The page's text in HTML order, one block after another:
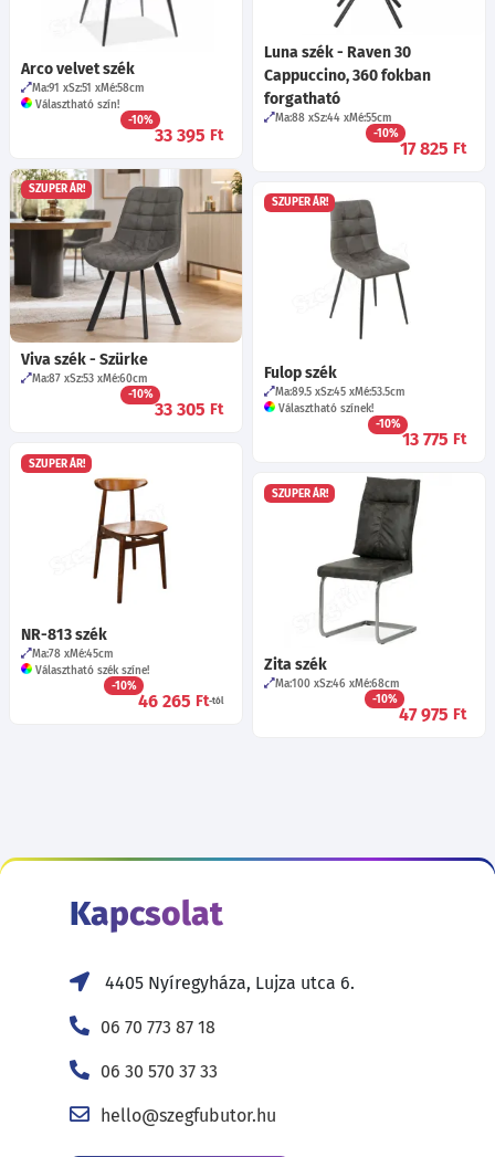
Luna szék - Raven 30
Cappuccino, 360 fokban
forgatható
Ma:88 Sz:44 Mé:55cm
-10%
17 825 Ft
Arco velvet szék
Ma:91 Sz:51 Mé:58cm
Választható szín!
-10%
33 395 Ft
SZUPER ÁR!
Viva szék - Szürke
Ma:87 Sz:53 Mé:60cm
-10%
33 305 Ft
SZUPER ÁR!
Fulop szék
Ma:89.5 Sz:45 Mé:53.5cm
Választható színek!
-10%
13 775 Ft
SZUPER ÁR!
NR-813 szék
Ma:78 Mé:45cm
Választható szék színe!
-10%
46 265 Ft-tól
SZUPER ÁR!
Zita szék
Ma:100 Sz:46 Mé:68cm
-10%
47 975 Ft
Kapcsolat
4405 Nyíregyháza, Lujza utca 6.
06 70 773 87 18
06 30 570 37 33
hello@szegfubutor.hu